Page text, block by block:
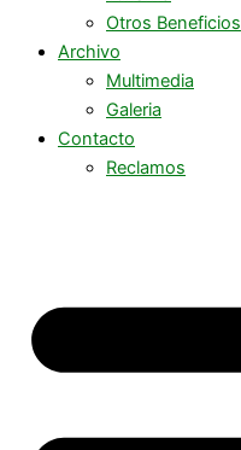
Otros Beneficios
Archivo
Multimedia
Galeria
Contacto
Reclamos